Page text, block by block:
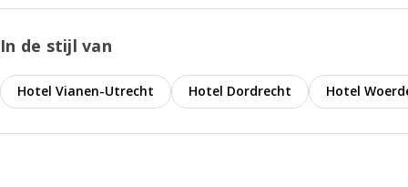
In de stijl van
Hotel Vianen-Utrecht Hotel Dordrecht Hotel